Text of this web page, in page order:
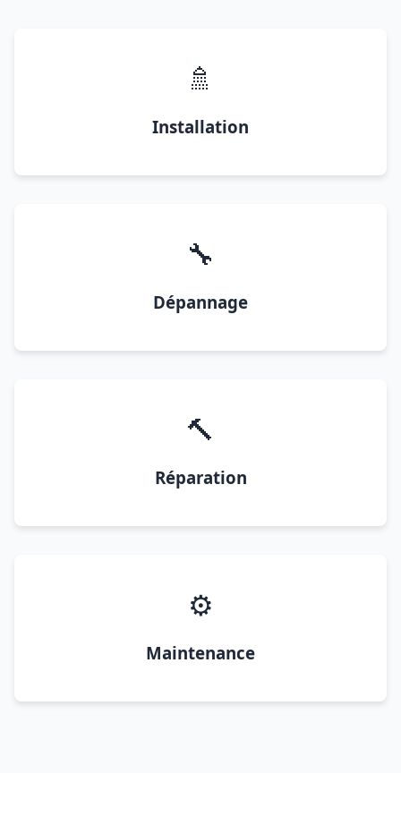
🚿
Installation
🔧
Dépannage
🔨
Réparation
⚙️
Maintenance